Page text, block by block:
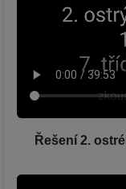
Řešení 2.